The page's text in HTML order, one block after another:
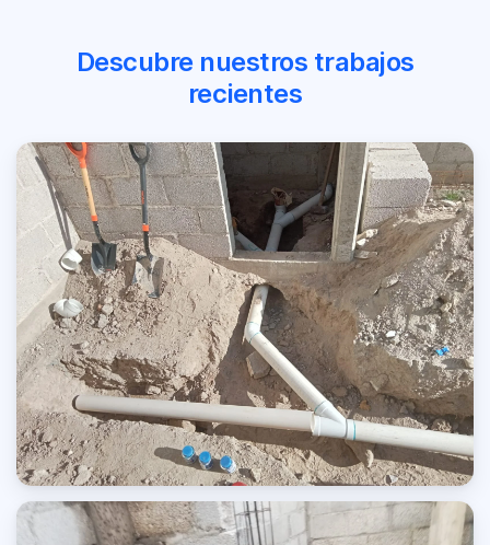
Descubre nuestros trabajos
recientes